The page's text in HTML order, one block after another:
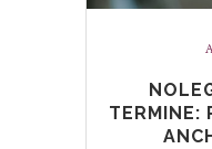
TERMINE: